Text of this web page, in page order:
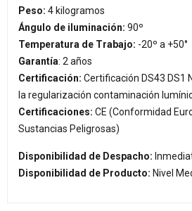
Peso: 4 kilogramos
Ángulo de iluminación: 90º
Temperatura de Trabajo: -20º a +50°
Garantía: 2 años
Certificación: Certificación DS43 DS1
la regularización contaminación
Certificaciones: CE (Conformidad
Sustancias Peligrosas)
Disponibilidad de Despacho:
Disponibilidad de Producto: Nivel